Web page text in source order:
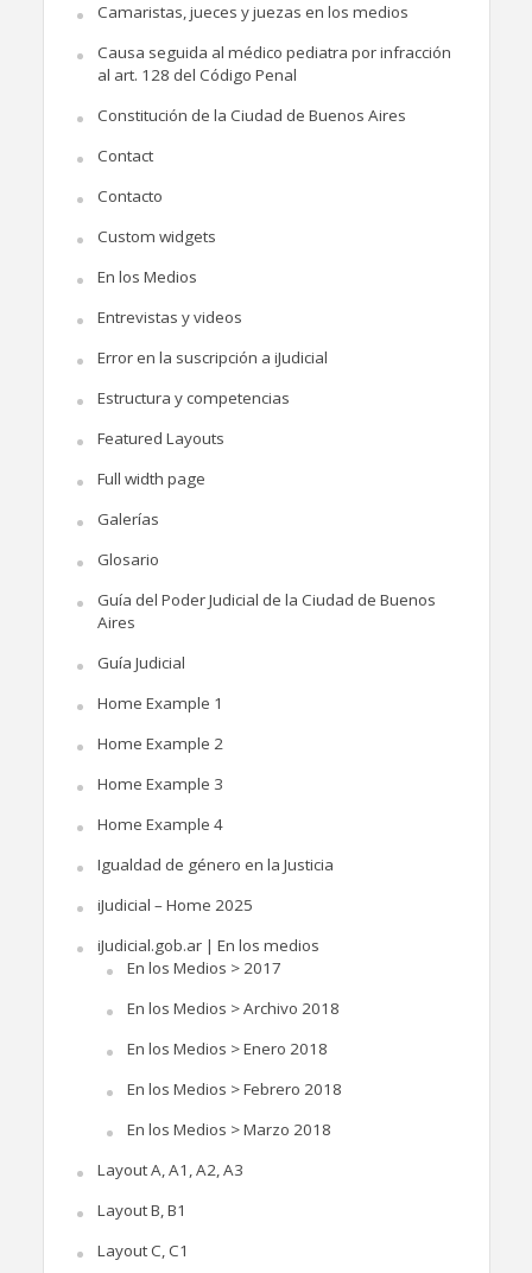
Camaristas, jueces y juezas en los medios
Causa seguida al médico pediatra por infracción
al art. 128 del Código Penal
Constitución de la Ciudad de Buenos Aires
Contact
Contacto
Custom widgets
En los Medios
Entrevistas y videos
Error en la suscripción a iJudicial
Estructura y competencias
Featured Layouts
Full width page
Galerías
Glosario
Guía del Poder Judicial de la Ciudad de Buenos
Aires
Guía Judicial
Home Example 1
Home Example 2
Home Example 3
Home Example 4
Igualdad de género en la Justicia
iJudicial – Home 2025
iJudicial.gob.ar | En los medios
En los Medios > 2017
En los Medios > Archivo 2018
En los Medios > Enero 2018
En los Medios > Febrero 2018
En los Medios > Marzo 2018
Layout A, A1, A2, A3
Layout B, B1
Layout C, C1